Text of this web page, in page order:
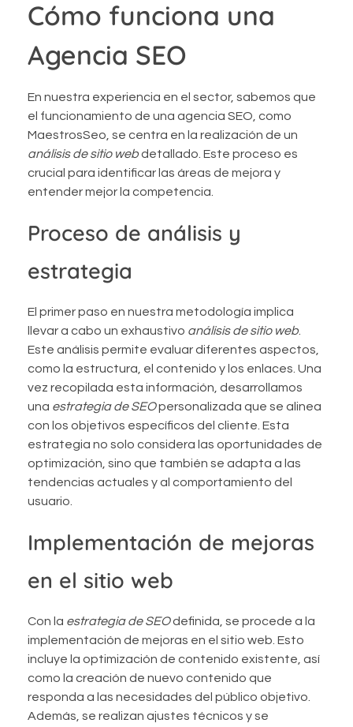
Cómo funciona una
Agencia SEO
En nuestra experiencia en el sector, sabemos que
el funcionamiento de una agencia SEO, como
MaestrosSeo, se centra en la realización de un
análisis de sitio webdetallado. Este proceso es
crucial para identificar las áreas de mejora y
entender mejor la competencia.
Proceso de análisis y
estrategia
El primer paso en nuestra metodología implica
llevar a cabo un exhaustivo análisis de sitio web
Este análisis permite evaluar diferentes aspectos,
como la estructura, el contenido y los enlaces. Una
vez recopilada esta información, desarrollamos
una estrategia de SEOpersonalizada que se alinea
con los objetivos específicos del cliente. Esta
estrategia no solo considera las oportunidades de
optimización, sino que también se adapta a las
tendencias actuales y al comportamiento del
usuario.
Implementación de mejoras
en el sitio web
Con la estrategia de SEOdefinida, se procede a la
implementación de mejoras en el sitio web. Esto
incluye la optimización de contenido existente, así
como la creación de nuevo contenido que
responda a las necesidades del público objetivo.
Además, se realizan ajustes técnicos y se